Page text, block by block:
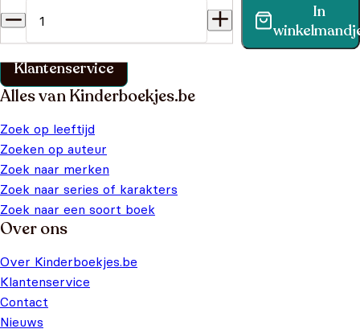
In
Vind binnen no-time antwoord op je vraag op onze
klantenservice pagina.
Klantenservice
Alles van Kinderboekjes.be
Zoek op leeftijd
Zoeken op auteur
Zoek naar merken
Zoek naar series of karakters
Zoek naar een soort boek
Over ons
Over Kinderboekjes.be
Klantenservice
Contact
Nieuws